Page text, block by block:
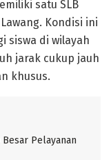
satu SLB
Kondisi ini
siswa di wilayah
jarak cukup jauh
khusus.
Pelayanan